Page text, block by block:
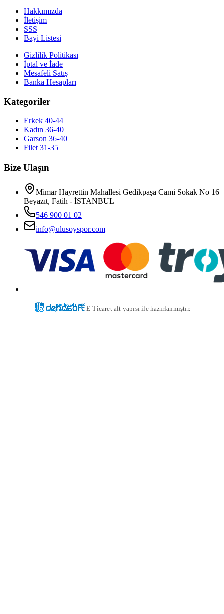
Hakkımızda
İletişim
SSS
Bayi Listesi
Gizlilik Politikası
İptal ve İade
Mesafeli Satış
Banka Hesapları
Kategoriler
Erkek 40-44
Kadın 36-40
Garson 36-40
Filet 31-35
Bize Ulaşın
Mimar Hayrettin Mahallesi Gedikpaşa Cami Sokak No 16
Beyazıt, Fatih - İSTANBUL
546 900 01 02
info@ulusoyspor.com
E-Ticaret alt yapısı ile hazırlanmıştır.